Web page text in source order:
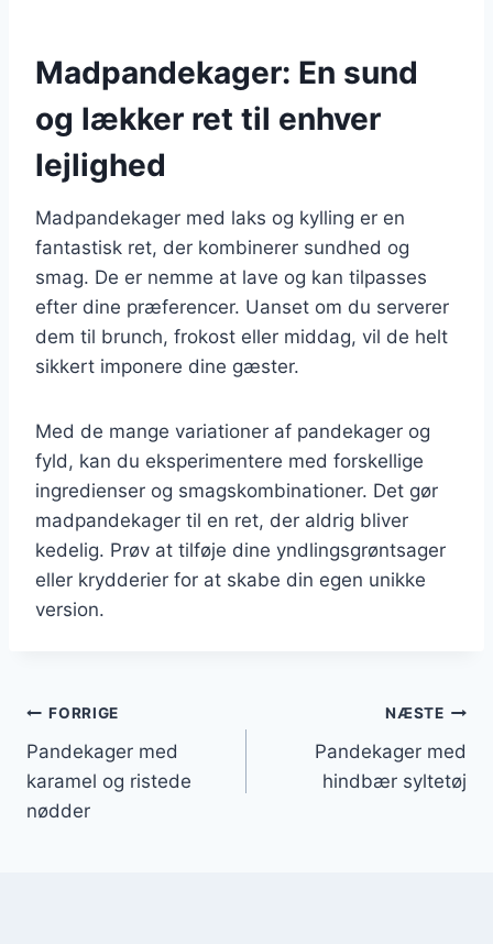
Madpandekager: En sund
og lækker ret til enhver
lejlighed
Madpandekager med laks og kylling er en
fantastisk ret, der kombinerer sundhed og
smag. De er nemme at lave og kan tilpasses
efter dine præferencer. Uanset om du serverer
dem til brunch, frokost eller middag, vil de helt
sikkert imponere dine gæster.
Med de mange variationer af pandekager og
fyld, kan du eksperimentere med forskellige
ingredienser og smagskombinationer. Det gør
madpandekager til en ret, der aldrig bliver
kedelig. Prøv at tilføje dine yndlingsgrøntsager
eller krydderier for at skabe din egen unikke
version.
Indlægsnavigation
FORRIGE
Pandekager med
karamel og ristede
nødder
NÆSTE
Pandekager med
hindbær syltetøj